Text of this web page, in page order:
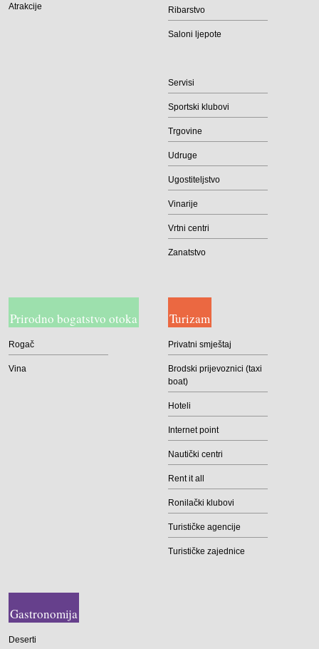
Atrakcije Ribarstvo
Saloni ljepote
Servisi
Sportski klubovi
Trgovine
Udruge
Ugostiteljstvo
Vinarije
Vrtni centri
Zanatstvo
Prirodno bogatstvo otoka
Rogač
Vina
Turizam
Privatni smještaj
Brodski prijevoznici (taxi
boat)
Hoteli
Internet point
Nautički centri
Rent it all
Ronilački klubovi
Turističke agencije
Turističke zajednice
Gastronomija
Deserti